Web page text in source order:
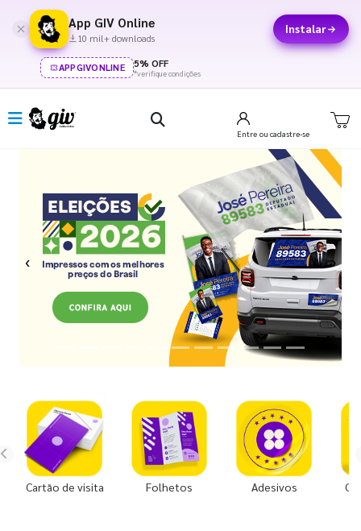
App GIV Online
10 mil+ downloads
Instalar
APPGIVONLINE 5% OFF
*verifique condições
Entre ou cadastre-se
Previous Next
Cartão de visita Folhetos Adesivos